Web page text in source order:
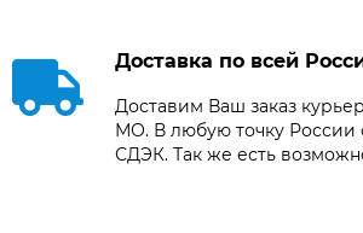
Доставка по всей
Доставим Ваш заказ
МО. В любую точку России
СДЭК. Так же есть